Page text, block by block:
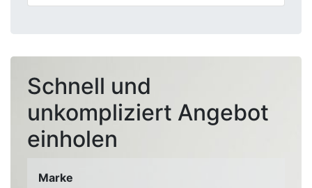
Schnell und
unkompliziert Angebot
einholen
Marke